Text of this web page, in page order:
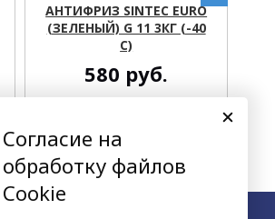
АНТИФРИЗ SINTEC EURO
(ЗЕЛЕНЫЙ) G 11 3КГ (-40
С)
580 руб.
Согласие на
обработку файлов
Cookie